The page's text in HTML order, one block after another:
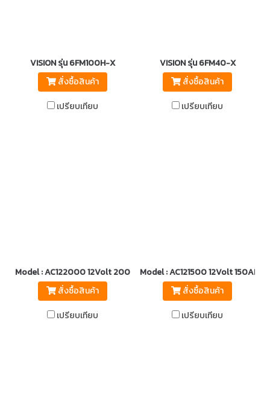
VISION รุ่น 6FM100H-X
สั่งซื้อสินค้า
เปรียบเทียบ
VISION รุ่น 6FM40-X
สั่งซื้อสินค้า
เปรียบเทียบ
Model : AC122000 12Volt 200AH.
สั่งซื้อสินค้า
เปรียบเทียบ
Model : AC121500 12Volt 150AH.
สั่งซื้อสินค้า
เปรียบเทียบ